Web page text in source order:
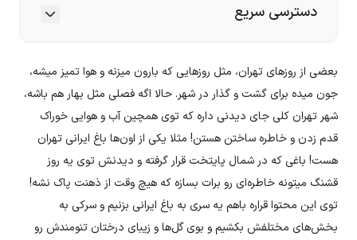
دسترسی سریع
بعضی از روزهای تهران، مثل روزهایی که بارون میزنه و هوا تمیز میشه،
جون میده برای گشت و گذار در شهر. حالا اگه فصلی مثل بهار هم باشه،
شهر تهران کلی جای دیدنی داره که توی همچین آب و هوایی خوراک
قدم زدن و خاطره ساختن هستن! مثلا یکی از اون‌ها باغ ایرانی تهران
هست! باغی که در شمال پایتخت قرار گرفته و دیدنش توی یه روز
قشنگ میتونه خاطره‌ای رو برات بسازه که هیچ وقت از ذهنت پاک نشه!
توی این محتوا قراره باهم یه سری به باغ ایرانی بزنیم و سرکی به
بخش‌های مختلفش بکشیم و بوی گل‌ها و زیبای درختان تنومندش رو